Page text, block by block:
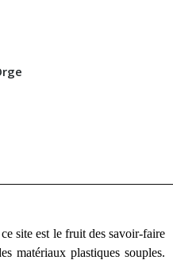
site est le fruit des savoir-faire
matériaux plastiques souples.